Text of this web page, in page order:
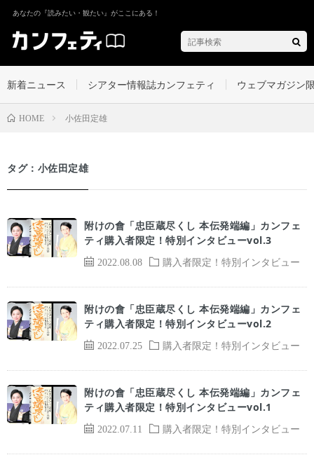
あなたの『読みたい・観たい』がここにある！
新着ニュース シアター情報誌カンフェティ ウェブマガジン
HOME 小佐田定雄
タグ：小佐田定雄
2022.08.08 購入者限定！特別インタビュー
附けの會「忠臣蔵尽くし 本伝発端編」カンフェ
ティ購入者限定！特別インタビューvol.3
2022.07.25 購入者限定！特別インタビュー
附けの會「忠臣蔵尽くし 本伝発端編」カンフェ
ティ購入者限定！特別インタビューvol.2
2022.07.11 購入者限定！特別インタビュー
附けの會「忠臣蔵尽くし 本伝発端編」カンフェ
ティ購入者限定！特別インタビューvol.1